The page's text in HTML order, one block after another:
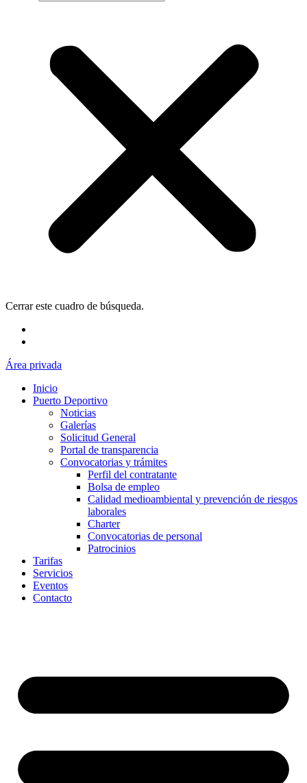
Cerrar este cuadro de búsqueda.
Área privada
Inicio
Puerto Deportivo
Noticias
Galerías
Solicitud General
Portal de transparencia
Convocatorias y trámites
Perfil del contratante
Bolsa de empleo
Calidad medioambiental y prevención de riesgos
laborales
Charter
Convocatorias de personal
Patrocinios
Tarifas
Servicios
Eventos
Contacto